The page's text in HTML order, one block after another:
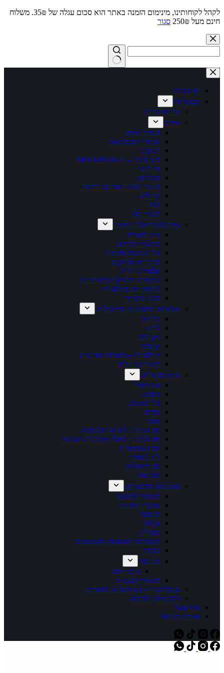
לקהל לקוחותינו, מינימום הזמנה באתר הוא סכום עגלה של 35₪. משלוח
חינם מעל 250₪
סגור
Skip
to
content
No
results
דף הבית
קטגוריות
כל המוצרים
יצירה
חומרי יצירה
אביזרי תכשיטנות
דבקים
מוד פודג' – MOD-PODGE
חרוזים
מדבקות
מוצרי תפירה סריגה ורקמה
קווילינג
לבד
מוצרי סול
ציוד משרדי/כלי כתיבה
נייר ומוצריו
מכשירי כתיבה
כלי שרטוט וחיתוך
מחדדים ומחקים
קלסרים ותיוק
עטיפות ומדבקות משרדיות
מחשבונים ומילוניות
מיכון משרדי
אביזרים למסיבות וימי הולדת
בלונים
נרות
זיקוקים
קונפטי
גרילנדות – מוארות וסרטים
מוצרים זוהרים
חגים ומועדים
חגי תשרי
חנוכה
ט"ו בשבט
פורים
פסח
יום הזיכרון לשואה ולגבורה
יום הזיכרון לחללי מערכות ישראל
יום העצמאות
ל"ג בעומר
יום ירושלים
שבועות
צעצועים ומשחקים
משחקי קופסא
אתגרי חשיבה
מונופול
קטאן
פאזלים
משחקים לפעוטות וקטנטנים
בובות
מכוניות
הוט ווילס
משחקי מגנטים
סובלימציה – הדפסה על מוצרים
ריהוט לגן ולכיתה
צרו קשר
אודות ימיניס